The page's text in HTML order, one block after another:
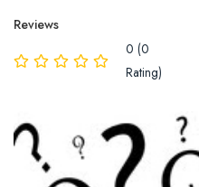
Reviews
0 (0
Rating)